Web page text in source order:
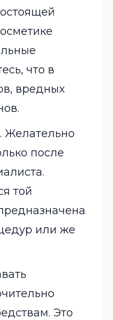
что в
вредных
Желательно
после
той
или же
Это